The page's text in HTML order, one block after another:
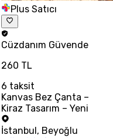
Plus Satıcı
Cüzdanım Güvende
260 TL
6 taksit
Kanvas Bez Çanta –
Kiraz Tasarım – Yeni
İstanbul, Beyoğlu